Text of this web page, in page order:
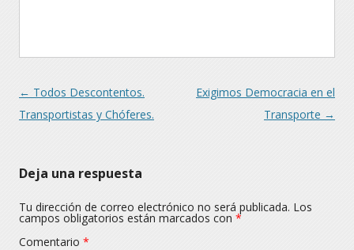
Navegación
← Todos Descontentos.
Transportistas y Chóferes.
Exigimos Democracia en el
Transporte →
Deja una respuesta
Tu dirección de correo electrónico no será publicada. Los
campos obligatorios están marcados con *
Comentario *